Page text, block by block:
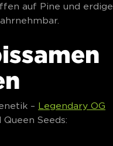
auf Pine und erdige
– Legendary OG
Seeds: